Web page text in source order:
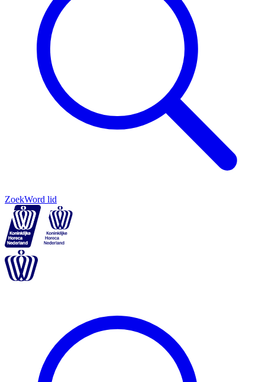
ZoekWord lid